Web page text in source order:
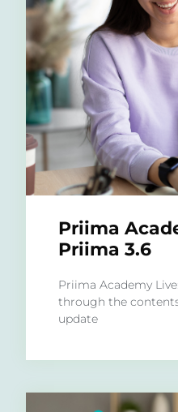
Priima
Priima 3.6
Priima Academy
through the
update